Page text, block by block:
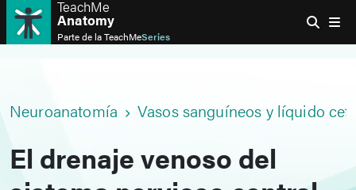
TeachMe
Anatomy
Parte de laTeachMeSeries
Neuroanatomía Vasos sanguíneos y líquido
El drenaje venoso del